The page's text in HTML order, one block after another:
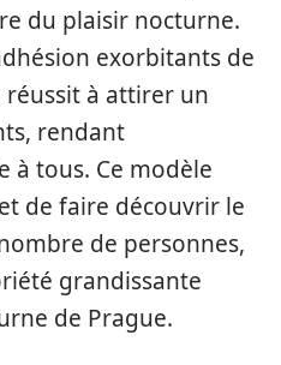
du plaisir nocturne.
exorbitants de
réussit à attirer un
rendant
à tous. Ce modèle
de faire découvrir le
de personnes,
grandissante
de Prague.